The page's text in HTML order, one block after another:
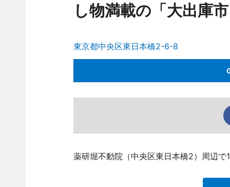
し物満載の「大出庫
東京都中央区東日本橋2-6-8
薬研堀不動院（中央区東日本橋2）周辺